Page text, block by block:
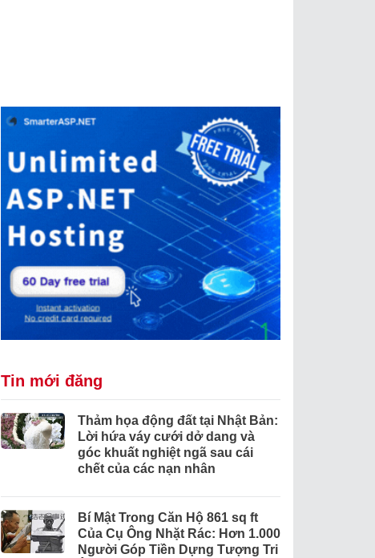
Tin mới đăng
Thảm họa động đất tại Nhật Bản:
Lời hứa váy cưới dở dang và
góc khuất nghiệt ngã sau cái
chết của các nạn nhân
Bí Mật Trong Căn Hộ 861 sq ft
Của Cụ Ông Nhặt Rác: Hơn 1.000
Người Góp Tiền Dựng Tượng Tri